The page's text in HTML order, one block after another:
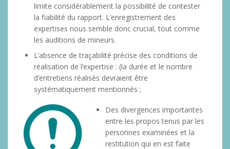
limite considérablement la possibilité de contester
la fiabilité du rapport. L’enregistrement des
expertises nous semble donc crucial, tout comme
les auditions de mineurs.
L’absence de traçabilité précise des conditions de
réalisation de l’expertise : (la durée et le nombre
d’entretiens réalisés devraient être
systématiquement mentionnés ;
Des divergences importantes
entre les propos tenus par les
personnes examinées et la
restitution qui en est faite